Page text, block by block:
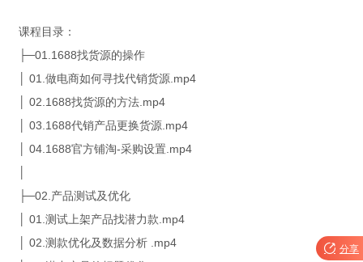
课程目录：
├─01.1688找货源的操作
│ 01.做电商如何寻找代销货源.mp4
│ 02.1688找货源的方法.mp4
│ 03.1688代销产品更换货源.mp4
│ 04.1688官方铺淘-采购设置.mp4
├─02.产品测试及优化
│ 01.测试上架产品找潜力款.mp4
│ 02.测款优化及数据分析 .mp4
 分享